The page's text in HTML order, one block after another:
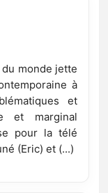
du monde jette
à
et
et marginal
pour la télé
(Eric) et (...)